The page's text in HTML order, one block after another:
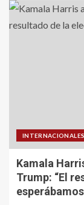
INTERNACIONALES
Kamala
Trump: “El